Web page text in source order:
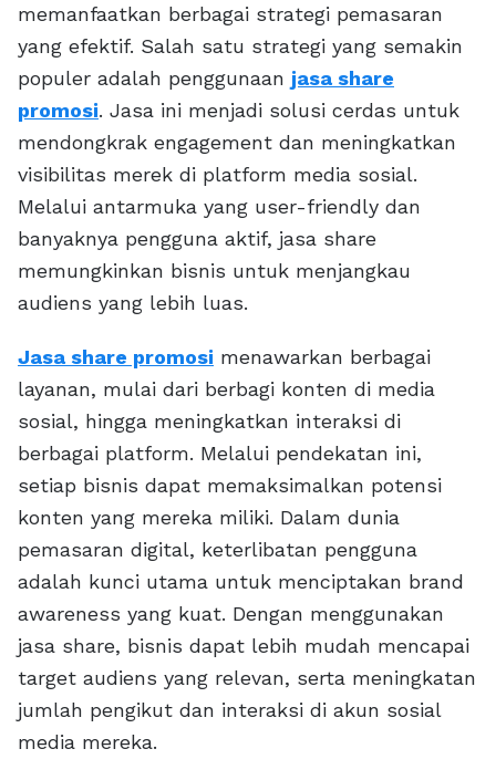
memanfaatkan berbagai strategi pemasaran
yang efektif. Salah satu strategi yang semakin
populer adalah penggunaan jasa share
promosi. Jasa ini menjadi solusi cerdas untuk
mendongkrak engagement dan meningkatkan
visibilitas merek di platform media sosial.
Melalui antarmuka yang user-friendly dan
banyaknya pengguna aktif, jasa share
memungkinkan bisnis untuk menjangkau
audiens yang lebih luas.
Jasa share promosi menawarkan berbagai
layanan, mulai dari berbagi konten di media
sosial, hingga meningkatkan interaksi di
berbagai platform. Melalui pendekatan ini,
setiap bisnis dapat memaksimalkan potensi
konten yang mereka miliki. Dalam dunia
pemasaran digital, keterlibatan pengguna
adalah kunci utama untuk menciptakan brand
awareness yang kuat. Dengan menggunakan
jasa share, bisnis dapat lebih mudah mencapai
target audiens yang relevan, serta meningkatan
jumlah pengikut dan interaksi di akun sosial
media mereka.